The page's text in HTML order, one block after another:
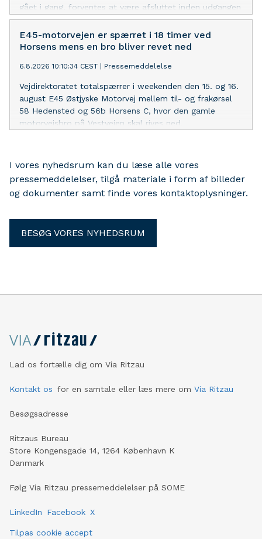
gået i gang, forventes at være afsluttet inden udgangen
af oktober i år.
E45-motorvejen er spærret i 18 timer ved
Horsens mens en bro bliver revet ned
6.8.2026 10:10:34 CEST | Pressemeddelelse
Vejdirektoratet totalspærrer i weekenden den 15. og 16.
august E45 Østjyske Motorvej mellem til- og frakørsel
58 Hedensted og 56b Horsens C, hvor den gamle
motorvejsbro på Vestvejen skal rives ned.
I vores nyhedsrum kan du læse alle vores
pressemeddelelser, tilgå materiale i form af billeder
og dokumenter samt finde vores kontaktoplysninger.
BESØG VORES NYHEDSRUM
Lad os fortælle dig om Via Ritzau
Kontakt os for en samtale eller læs mere om Via Ritzau
Besøgsadresse
Ritzaus Bureau
Store Kongensgade 14, 1264 København K
Danmark
Følg Via Ritzau pressemeddelelser på SOME
LinkedIn Facebook X
Tilpas cookie accept